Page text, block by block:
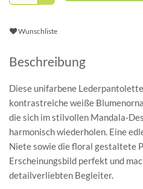
Wunschliste
Beschreibung
Diese unifarbene
kontrastreiche weiße
die sich im stilvollen Mandala-
harmonisch wiederholen. Eine
Niete sowie die floral gestaltete
Erscheinungsbild perfekt und
detailverliebten Begleiter.